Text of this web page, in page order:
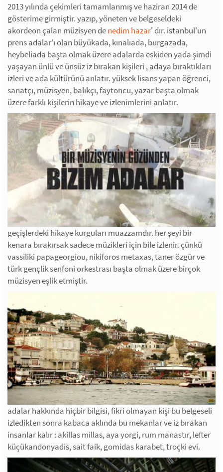
2013 yılında çekimleri tamamlanmış ve haziran 2014 de
gösterime girmiştir. yazıp, yöneten ve belgeseldeki
akordeon çalan müzisyen denedim hazar' dır. istanbul'un
prens adalar'ı olan büyükada, kınalıada, burgazada,
heybeliada başta olmak üzere adalarda eskiden yada şimdi
yaşayan ünlü ve ünsüz iz bırakan kişileri , adaya bıraktıkları
izleri ve ada kültürünü anlatır. yüksek lisans yapan öğrenci,
sanatçı, müzisyen, balıkçı, faytoncu, yazar başta olmak
üzere farklı kişilerin hikaye ve izlenimlerini anlatır.
geçişlerdeki hikaye kurguları muazzamdır. her şeyi bir
kenara bırakırsak sadece müzikleri için bile izlenir. çünkü
vassiliki papageorgiou, nikiforos metaxas, taner özgür ve
türk gençlik senfoni orkestrası başta olmak üzere birçok
müzisyen eşlik etmiştir.
adalar hakkında hiçbir bilgisi, fikri olmayan kişi bu belgeseli
izledikten sonra kabaca aklında bu mekanlar ve iz bırakan
insanlar kalır : akillas millas, aya yorgi, rum manastır, lefter
küçükandonyadis, sait faik, gomidas karabet, troçki evi.